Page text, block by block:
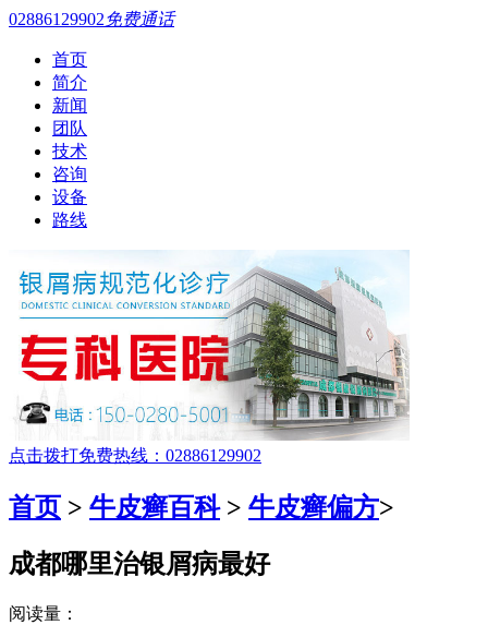
02886129902免费通话
首页
简介
新闻
团队
技术
咨询
设备
路线
点击拨打免费热线：02886129902
首页 > 牛皮癣百科> 牛皮癣偏方>
成都哪里治银屑病最好
阅读量：